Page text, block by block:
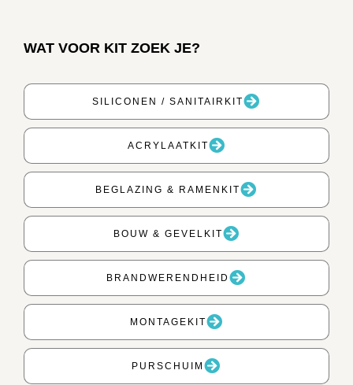
WAT VOOR KIT ZOEK JE?
SILICONEN / SANITAIRKIT
ACRYLAATKIT
BEGLAZING & RAMENKIT
BOUW & GEVELKIT
BRANDWERENDHEID
MONTAGEKIT
PURSCHUIM